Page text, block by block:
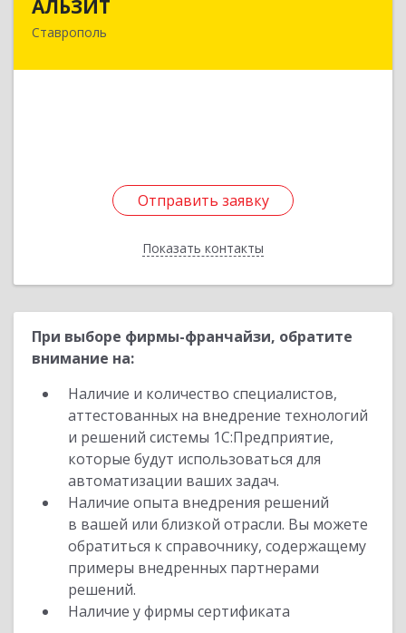
АЛЬЗИТ
Ставрополь
Отправить заявку
Показать контакты
355008, Ставропольский край, Ставрополь г,
Отправить заявку
Назад
При выборе фирмы-франчайзи, обратите
внимание на:
Наличие и количество специалистов,
аттестованных на внедрение технологий
и решений системы 1С:Предприятие,
которые будут использоваться для
автоматизации ваших задач.
Наличие опыта внедрения решений
в вашей или близкой отрасли. Вы можете
обратиться к справочнику, содержащему
примеры внедренных партнерами
решений.
Наличие у фирмы сертификата